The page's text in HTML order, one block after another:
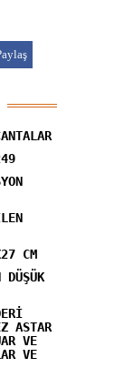
CM
ASTAR
VE
VE